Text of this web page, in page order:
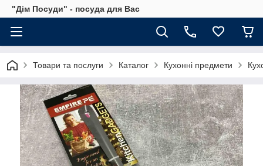
"Дім Посуди" - посуда для Вас
Товари та послуги Каталог Кухонні предмети